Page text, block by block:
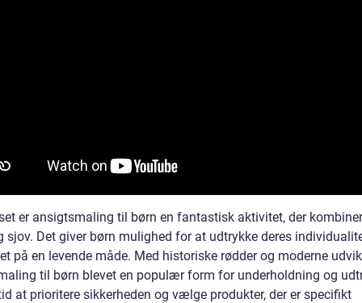
er ansigtsmaling til børn en fantastisk aktivitet, der
sjov. Det giver børn mulighed for at udtrykke deres
på en levende måde. Med historiske rødder og moderne
til børn blevet en populær form for underholdning og
at prioritere sikkerheden og vælge produkter, der er specifikt